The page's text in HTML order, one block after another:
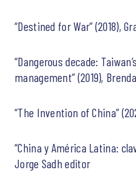
“Destined for War” (2018),
“Dangerous decade:
management” (2019),
“The Invention of China”
“China y América Latina:
Jorge Sadh editor